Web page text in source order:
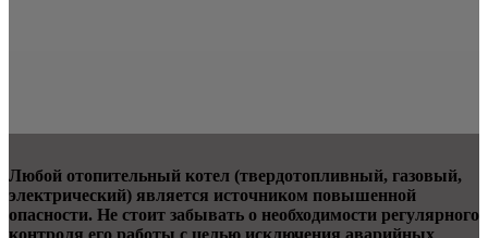
Любой отопительный котел (твердотопливный, газовый,
электрический) является источником повышенной
опасности. Не стоит забывать о необходимости регулярного
контроля его работы с целью исключения аварийных